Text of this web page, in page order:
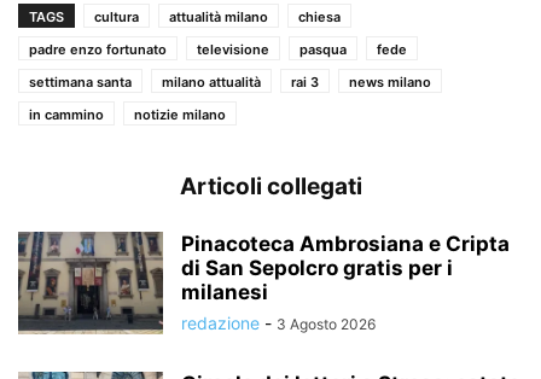
TAGS cultura attualità milano
chiesa
padre enzo fortunato
televisione pasqua
fede
settimana santa
milano attualità rai 3
news milano
in cammino
notizie milano
Articoli collegati
Pinacoteca Ambrosiana e Cripta
di San Sepolcro gratis per i
milanesi
redazione - 3 Agosto 2026